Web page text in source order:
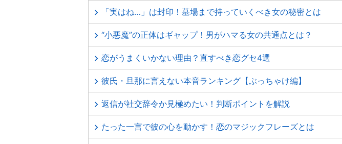
「実はね…」は封印！墓場まで持っていくべき女の秘密とは
“小悪魔”の正体はギャップ！男がハマる女の共通点とは？
恋がうまくいかない理由？直すべき恋グセ4選
彼氏・旦那に言えない本音ランキング【ぶっちゃけ編】
返信が社交辞令か見極めたい！判断ポイントを解説
たった一言で彼の心を動かす！恋のマジックフレーズとは